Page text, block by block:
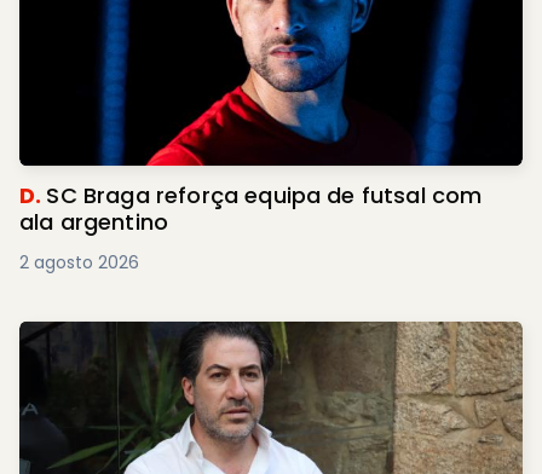
D. SC Braga reforça equipa de futsal com
ala argentino
2 agosto 2026